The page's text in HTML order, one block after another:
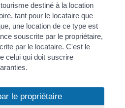
destiné à la location
tant pour le locataire que
une location de ce type est
souscrite par le propriétaire,
par le locataire. C'est le
celui qui doit suscrire
le propriétaire